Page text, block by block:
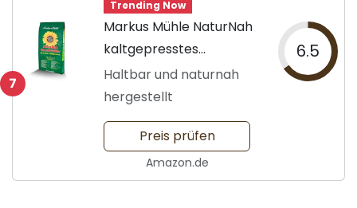
7
Trending Now
Markus Mühle NaturNah
kaltgepresstes
Hundefutter
Haltbar und naturnah
hergestellt
6.5
Preis prüfen
Amazon.de